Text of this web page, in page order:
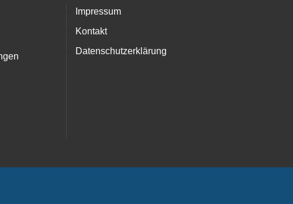
Impressum
Kontakt
Datenschutzerklärung